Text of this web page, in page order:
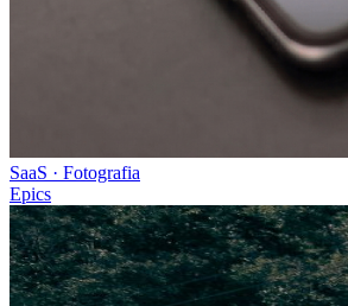
SaaS · Fotografia
Epics